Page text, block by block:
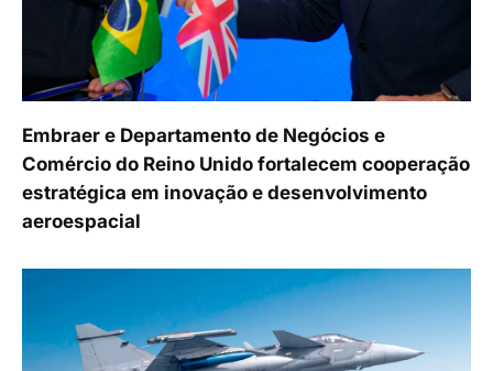
Embraer e Departamento de Negócios e
Comércio do Reino Unido fortalecem cooperação
estratégica em inovação e desenvolvimento
aeroespacial